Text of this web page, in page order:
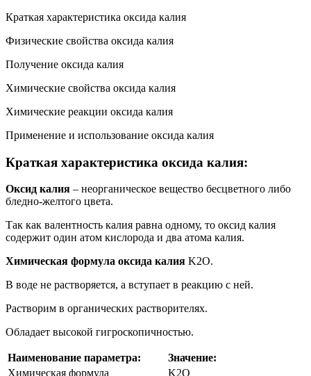
Краткая характеристика оксида калия
Физические свойства оксида калия
Получение оксида калия
Химические свойства оксида калия
Химические реакции оксида калия
Применение и использование оксида калия
Краткая характеристика оксида калия:
Оксид калия – неорганическое вещество бесцветного либо
бледно-желтого цвета.
Так как валентность калия равна одному, то оксид калия
содержит один атом кислорода и два атома калия.
Химическая формула оксида калия K2O.
В воде не растворяется, а вступает в реакцию с ней.
Растворим в органических растворителях.
Обладает высокой гигроскопичностью.
Наименование параметра:
Значение:
Химическая формула
K2O